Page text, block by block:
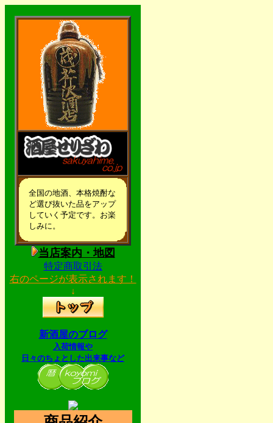
全国の地酒、本格焼酎な
ど選び抜いた品をアップ
していく予定です。お楽
しみに。
当店案内・地図
特定商取引法
右のページが表示されます！
↓
新酒屋のブログ
入荷情報や
日々のちょとした出来事など